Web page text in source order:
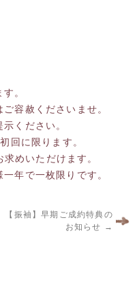
。
容赦くださいませ。
ください。
回に限ります。
めいただけます。
年で一枚限りです。
【振袖】早期ご成約特典の
お知らせ →